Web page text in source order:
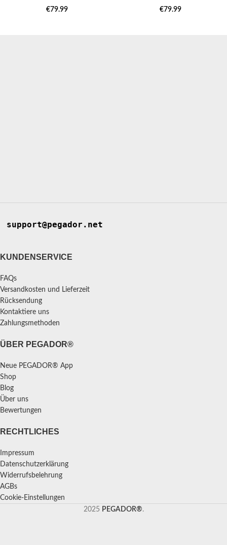
€79.99 €79.99
support@pegador.net
KUNDENSERVICE
FAQs
Versandkosten und Lieferzeit
Rücksendung
Kontaktiere uns
Zahlungsmethoden
ÜBER PEGADOR®
Neue PEGADOR® App
Shop
Blog
Über uns
Bewertungen
RECHTLICHES
Impressum
Datenschutzerklärung
Widerrufsbelehrung
AGBs
Cookie-Einstellungen
2025 PEGADOR®.